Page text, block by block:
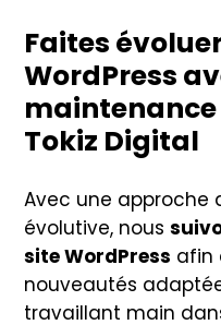
Faites
WordPress
Tokiz Digital
Avec une approche
évolutive, nous
site WordPress afin
nouveautés
travaillant main